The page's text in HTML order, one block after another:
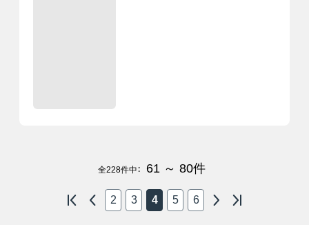
全228件中： 61 ～ 80件
2 3 4 5 6